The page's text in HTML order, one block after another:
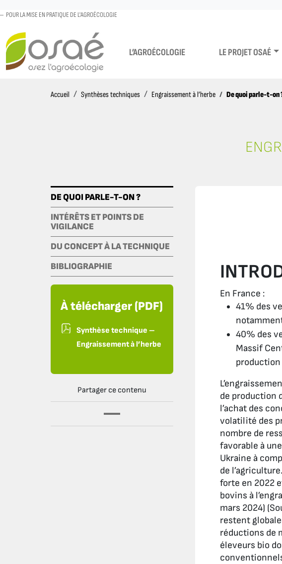
POUR LA MISE EN PRATIQUE DE L'AGROÉCOLOGIE
L’AGROÉCOLOGIE LE PROJET OSAÉ
Accueil AccueilSynthèses techniques Engraissement à l’herbe De quoi parle-t-on
DE QUOI PARLE-T-ON ?
INTÉRÊTS ET POINTS DE
VIGILANCE
DU CONCEPT À LA TECHNIQUE
BIBLIOGRAPHIE
À télécharger (PDF)
Synthèse technique –
Engraissement à l’herbe
Partager ce contenu
En France :
41% des
40% des
Massif
de production
l’achat des
volatilité des
nombre de
favorable à
Ukraine à
de
forte en 2022
bovins à
mars 2024) (
restent
réductions de
éleveurs bio